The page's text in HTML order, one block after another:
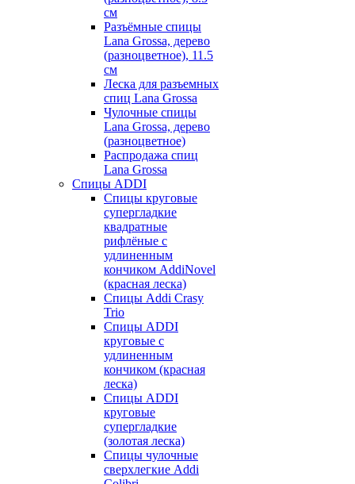
см
Разъёмные спицы
Lana Grossa, дерево
(разноцветное), 11.5
см
Леска для разъемных
спиц Lana Grossa
Чулочные спицы
Lana Grossa, дерево
(разноцветное)
Распродажа спиц
Lana Grossa
Спицы ADDI
Спицы круговые
супергладкие
квадратные
рифлёные с
удлиненным
кончиком AddiNovel
(красная леска)
Спицы Addi Crasy
Trio
Спицы ADDI
круговые с
удлиненным
кончиком (красная
леска)
Спицы ADDI
круговые
супергладкие
(золотая леска)
Спицы чулочные
сверхлегкие Addi